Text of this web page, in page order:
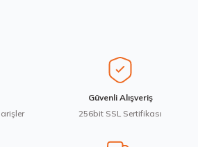
bulunuyor.
daha pahalı.
olmalı.
VanTRa LT RA18 Yaz 2026Güvenli Alışveriş
256bit SSL Sertifikası